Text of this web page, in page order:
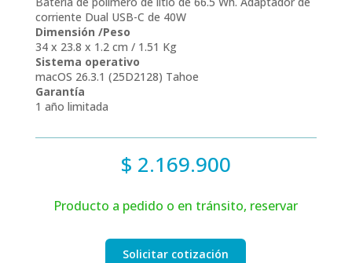
corriente Dual USB-C de 40W
Dimensión /Peso
34 x 23.8 x 1.2 cm / 1.51 Kg
Sistema operativo
macOS 26.3.1 (25D2128) Tahoe
Garantía
1 año limitada
$ 2.169.900
Producto a pedido o en tránsito, reservar
Solicitar cotización